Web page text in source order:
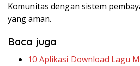
Komunitas dengan sistem
yang aman.
Baca juga
10 Aplikasi Download Lagu